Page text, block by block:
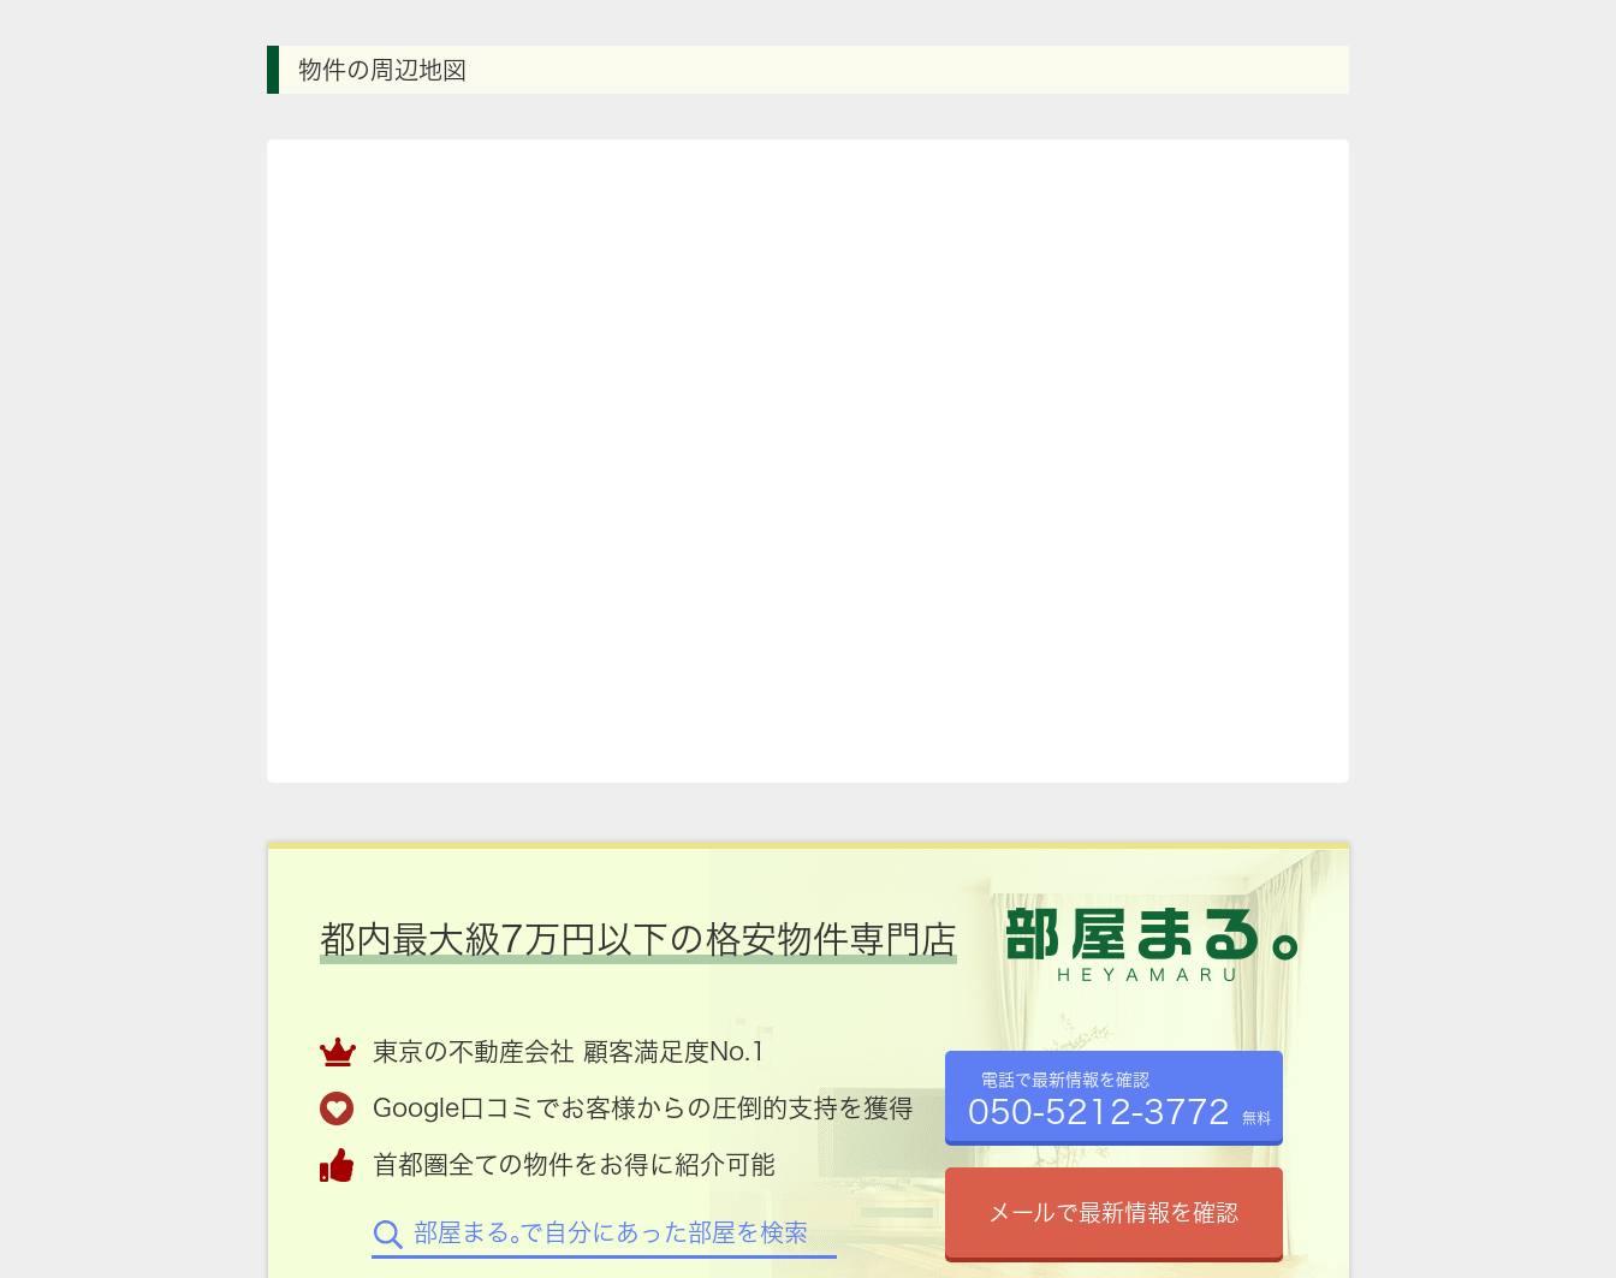
物件の周辺地図
都内最大級7万円以下の格安物件専門店
東京の不動産会社 顧客満足度No.1
Google口コミでお客様からの圧倒的支持を獲得
首都圏全ての物件をお得に紹介可能
部屋まる。で自分にあった部屋を検索
電話で最新情報を確認
050-5212-3772 無料
メールで最新情報を確認